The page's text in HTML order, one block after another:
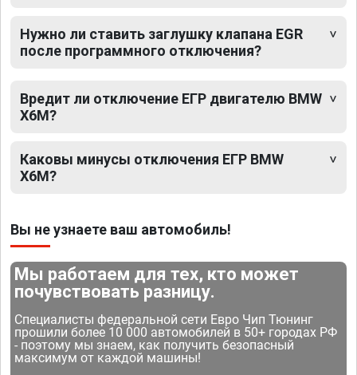
Нужно ли ставить заглушку клапана EGR
после программного отключения?
Вредит ли отключение ЕГР двигателю BMW
X6M?
Каковы минусы отключения ЕГР BMW
X6M?
Вы не узнаете ваш автомобиль!
Мы работаем для тех, кто может
почувствовать разницу.
Специалисты федеральной сети Евро Чип Тюнинг
прошили более 10 000 автомобилей в 50+ городах РФ
- поэтому мы знаем, как получить безопасный
максимум от каждой машины!